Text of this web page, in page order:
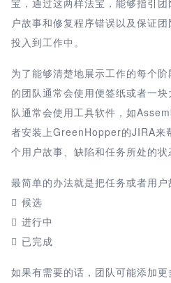
户故事和修复程序错误以及保证
投入到工作中。
为了能够清楚地展示工作的每个
的团队通常会使用便签纸或者一
队通常会使用工具软件，如
者安装上GreenHopper的JIRA来
个用户故事、缺陷和任务所处的状
最简单的办法就是把任务或者用户
 候选
 进行中
 已完成
如果有需要的话，团队可能添加更